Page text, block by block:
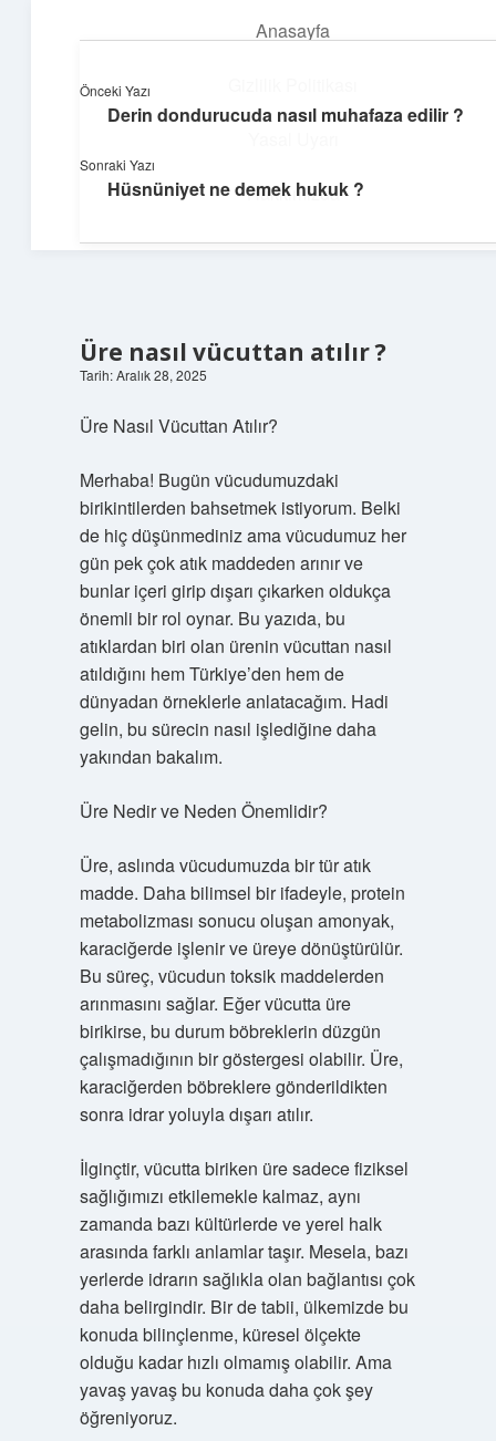
Anasayfa
Hakkımızda
Üre nasıl vücuttan atılır ?
Tarih: Aralık 28, 2025
Üre Nasıl Vücuttan Atılır?
Merhaba! Bugün vücudumuzdaki
birikintilerden bahsetmek istiyorum. Belki
de hiç düşünmediniz ama vücudumuz her
gün pek çok atık maddeden arınır ve
bunlar içeri girip dışarı çıkarken oldukça
önemli bir rol oynar. Bu yazıda, bu
atıklardan biri olan ürenin vücuttan nasıl
atıldığını hem Türkiye’den hem de
dünyadan örneklerle anlatacağım. Hadi
gelin, bu sürecin nasıl işlediğine daha
yakından bakalım.
Üre Nedir ve Neden Önemlidir?
Üre, aslında vücudumuzda bir tür atık
madde. Daha bilimsel bir ifadeyle, protein
metabolizması sonucu oluşan amonyak,
karaciğerde işlenir ve üreye dönüştürülür.
Bu süreç, vücudun toksik maddelerden
arınmasını sağlar. Eğer vücutta üre
birikirse, bu durum böbreklerin düzgün
çalışmadığının bir göstergesi olabilir. Üre,
karaciğerden böbreklere gönderildikten
sonra idrar yoluyla dışarı atılır.
İlginçtir, vücutta biriken üre sadece fiziksel
sağlığımızı etkilemekle kalmaz, aynı
zamanda bazı kültürlerde ve yerel halk
arasında farklı anlamlar taşır. Mesela, bazı
yerlerde idrarın sağlıkla olan bağlantısı çok
daha belirgindir. Bir de tabii, ülkemizde bu
konuda bilinçlenme, küresel ölçekte
olduğu kadar hızlı olmamış olabilir. Ama
yavaş yavaş bu konuda daha çok şey
öğreniyoruz.
Önceki Yazı
Derin dondurucuda nasıl muhafaza edilir ?
Sonraki Yazı
Hüsnüniyet ne demek hukuk ?